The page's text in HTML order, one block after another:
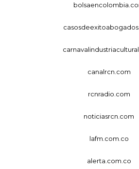
canalrcn.com
rcnradio.com
noticiasrcn.com
lafm.com.co
alerta.com.co